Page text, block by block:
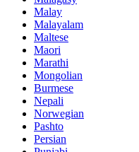
Malay
Malayalam
Maltese
Maori
Marathi
Mongolian
Burmese
Nepali
Norwegian
Pashto
Persian